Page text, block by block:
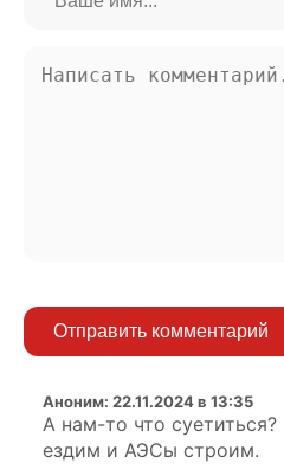
Отправить комментарий
Аноним: 22.11.2024 в 13:35
А нам-то что
ездим и АЭСы строим.